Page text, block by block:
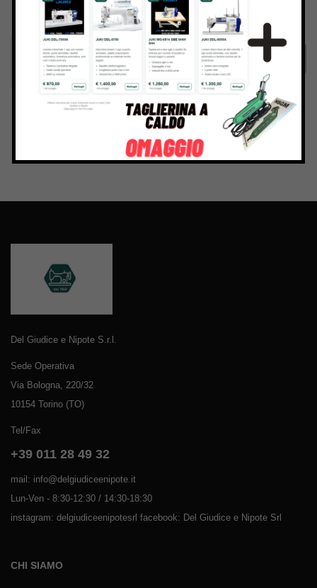
Inviando il messaggio confermo di aver letto e accettato
Termini e condizionidel sito web
Del Giudice e Nipote S.r.l.
Sede Operativa
Via Bologna, 220/32
10154 Torino (TO)
Tel/Fax
+39 011 28 49 32
mail: info@delgiudiceenipote.it
Lun-Ven - 8:30-12:30 / 14:30-18:30
instagram: delgiudiceenipotesrl facebook: Del Giudice e Nipote Srl
CHI SIAMO